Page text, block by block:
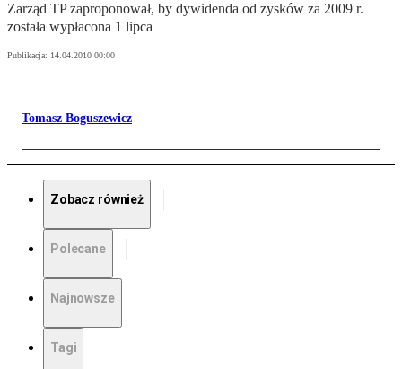
Zarząd TP zaproponował, by dywidenda od zysków za 2009 r.
została wypłacona 1 lipca
Publikacja: 14.04.2010 00:00
Tomasz Boguszewicz
Zobacz również
Polecane
Najnowsze
Tagi